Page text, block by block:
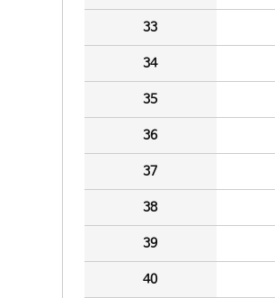
33
34
35
36
37
38
39
40